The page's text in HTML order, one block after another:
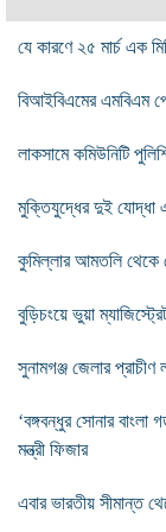
যে কারণে ২৫ মার্চ এক
বিআইবিএমের এমবিএম
লাকসামে কমিউনিটি
মুক্তিযুদ্ধের দুই যোদ্ধা
কুমিল্লার আমতলি থেকে
বুড়িচংয়ে ভুয়া
সুনামগঞ্জ জেলার
‘বঙ্গবন্ধুর সোনার বাংলা
মন্ত্রী ফিজার
এবার ভারতীয় সীমান্ত